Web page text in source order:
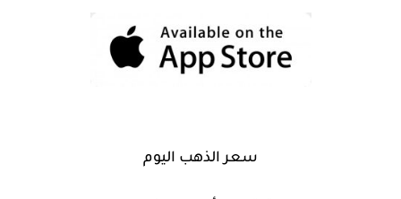
سعر الذهب اليوم